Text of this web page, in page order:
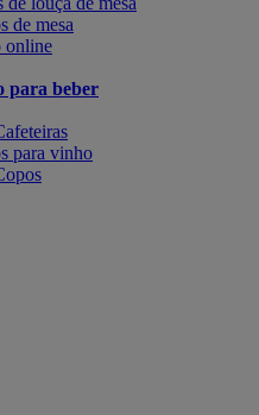
de mesa
online
para beber
para vinho